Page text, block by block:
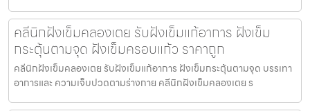
คลีนิกฝังเข็มคลองเตย รับฝังเข็มแก้อาการ ฝังเข็ม
กระตุ้นตามจุด ฝังเข็มครอบแก้ว ราคาถูก
คลีนิกฝังเข็มคลองเตย รับฝังเข็มแก้อาการ ฝังเข็มกระตุ้นตามจุด บรรเทา
อาการและ ความเจ็บปวดตามร่างกาย คลีนิกฝังเข็มคลองเตย ร